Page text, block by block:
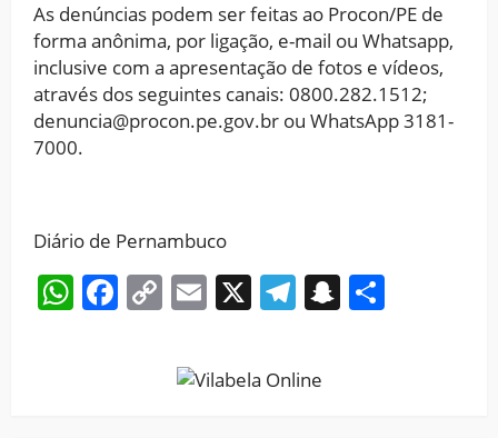
As denúncias podem ser feitas ao Procon/PE de
forma anônima, por ligação, e-mail ou Whatsapp,
inclusive com a apresentação de fotos e vídeos,
através dos seguintes canais: 0800.282.1512;
denuncia@procon.pe.gov.br ou WhatsApp 3181-
7000.
Diário de Pernambuco
WhatsApp
Facebook
CopyEmail
X Telegram
Snapchat